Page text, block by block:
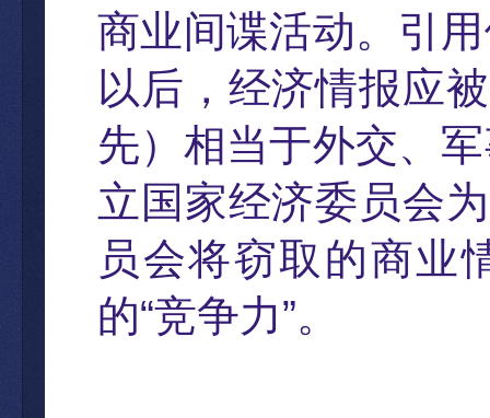
商业间谍活动。引
以后 ， 经济情报应
先） 相当于外交、
立国家经济委员会
员会将窃取的商业
的“竞争力”。